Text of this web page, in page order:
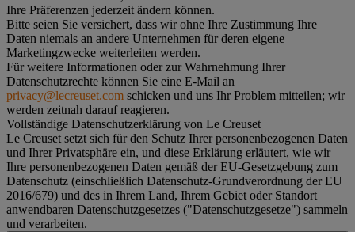
Ihre Präferenzen jederzeit ändern können.
Bitte seien Sie versichert, dass wir ohne Ihre Zustimmung Ihre
Daten niemals an andere Unternehmen für deren eigene
Marketingzwecke weiterleiten werden.
Für weitere Informationen oder zur Wahrnehmung Ihrer
Datenschutzrechte können Sie eine E-Mail an
privacy@lecreuset.com schicken und uns Ihr Problem mitteilen; wir
werden zeitnah darauf reagieren.
Vollständige Datenschutzerklärung von Le Creuset
Le Creuset setzt sich für den Schutz Ihrer personenbezogenen Daten
und Ihrer Privatsphäre ein, und diese Erklärung erläutert, wie wir
Ihre personenbezogenen Daten gemäß der EU-Gesetzgebung zum
Datenschutz (einschließlich Datenschutz-Grundverordnung der EU
2016/679) und des in Ihrem Land, Ihrem Gebiet oder Standort
anwendbaren Datenschutzgesetzes ("Datenschutzgesetze") sammeln
und verarbeiten.